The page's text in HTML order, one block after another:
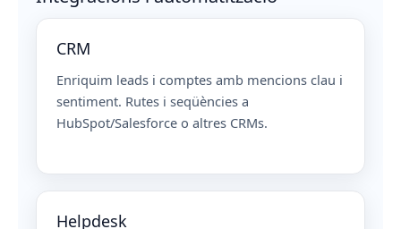
CRM
Enriquim leads i comptes amb mencions clau i
sentiment. Rutes i seqüències a
HubSpot/Salesforce o altres CRMs.
Helpdesk